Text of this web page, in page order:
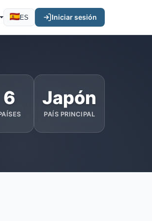
ES Iniciar sesión
6 Japón
PAÍS PRINCIPAL